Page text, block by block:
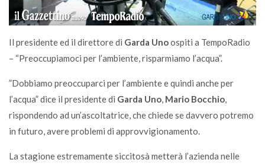
Il presidente ed il direttore di Garda Unoospiti a TempoRadio
– “Preoccupiamoci per l’ambiente, risparmiamo l’acqua”.
”Dobbiamo preoccuparci per l’ambiente e quindi anche per
l’acqua” dice il presidente di Garda Uno, Mario Bocchio,
rispondendo ad un’ascoltatrice, che chiede se davvero potremo
in futuro, avere problemi di approvvigionamento.
La stagione estremamente siccitosà metterà l’azienda nelle